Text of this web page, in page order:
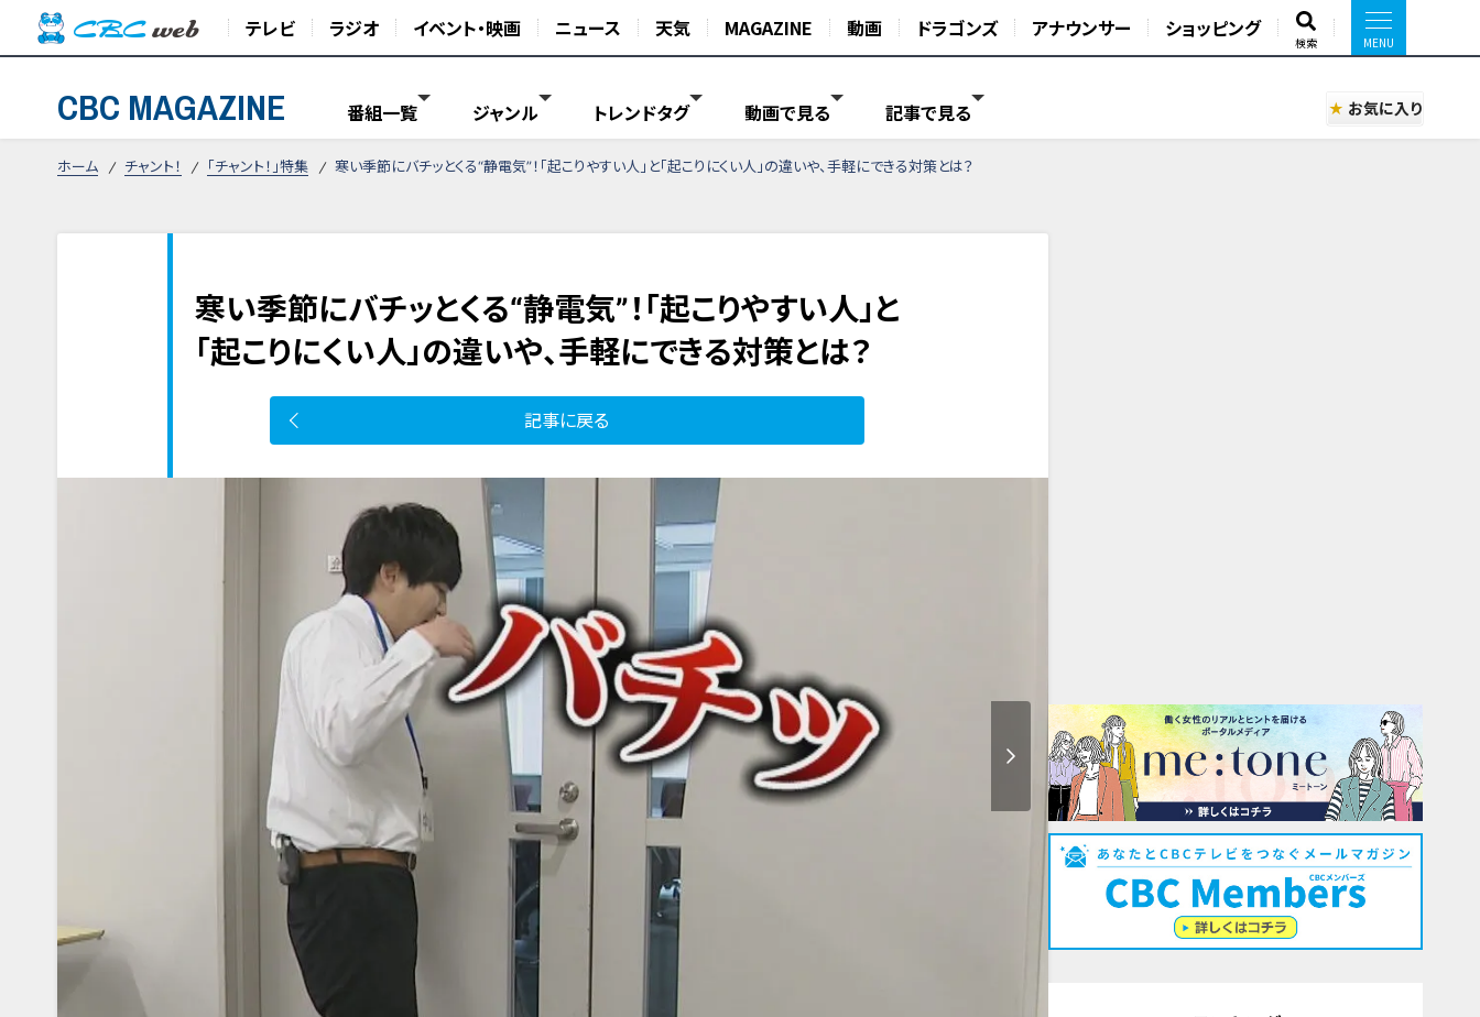
テレビ ラジオ イベント・映画 ニュース 天気 MAGAZINE 動画 ドラゴンズ アナウンサー ショッピング
検索
CBC MAGAZINE 番組一覧 ジャンル トレンドタグ 動画で見る 記事で見る お気に入り
ホーム チャント！ 「チャント！」特集 寒い季節にバチッとくる“静電気”！「起こりやすい人」と「起こりにくい人」の違いや、手軽にできる対策とは？
寒い季節にバチッとくる“静電気”！「起こりやすい人」と
「起こりにくい人」の違いや、手軽にできる対策とは？
記事に戻る